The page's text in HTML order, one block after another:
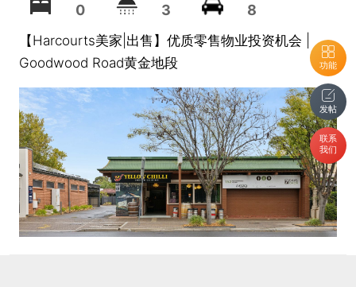
功能
发帖
联系
我们
0 3 8
【Harcourts美家|出售】优质零售物业投资机会 |
Goodwood Road黄金地段